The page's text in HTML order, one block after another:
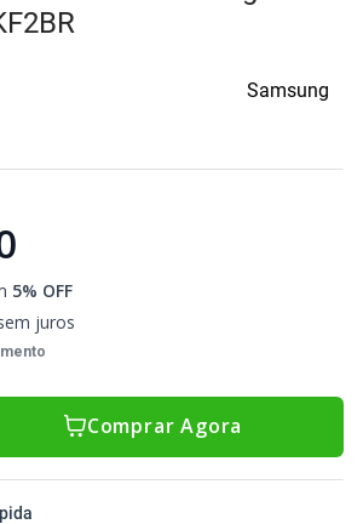
Samsung
5% OFF
juros
Comprar Agora